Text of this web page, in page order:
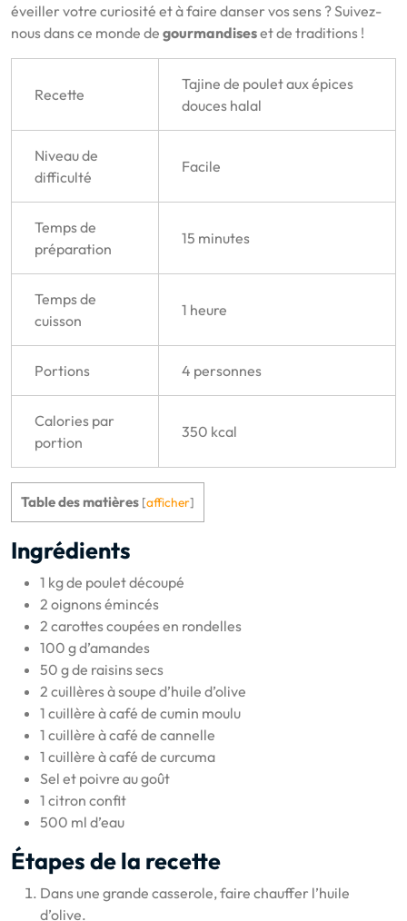
éveiller votre curiosité et à faire danser vos sens ? Suivez-
nous dans ce monde de gourmandiseset de traditions !
Recette
Tajine de poulet aux épices
douces halal
Niveau de
difficulté
Facile
Temps de
préparation
15 minutes
Temps de
cuisson
1 heure
Portions 4 personnes
Calories par
portion
350 kcal
Table des matières [afficher]
Ingrédients
1 kg de poulet découpé
2 oignons émincés
2 carottes coupées en rondelles
100 g d’amandes
50 g de raisins secs
2 cuillères à soupe d’huile d’olive
1 cuillère à café de cumin moulu
1 cuillère à café de cannelle
1 cuillère à café de curcuma
Sel et poivre au goût
1 citron confit
500 ml d’eau
Étapes de la recette
Dans une grande casserole, faire chauffer l’huile
d’olive.